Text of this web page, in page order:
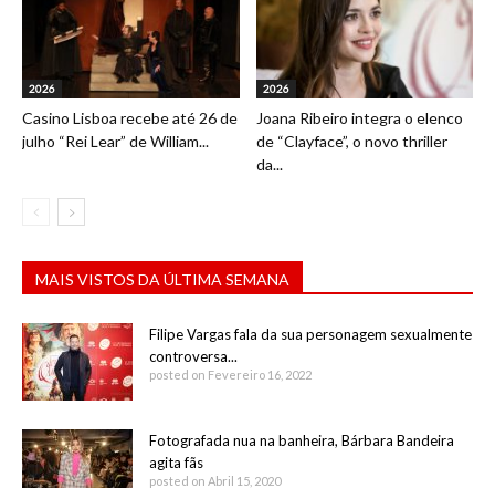
2026
Casino Lisboa recebe até 26 de
julho “Rei Lear” de William...
2026
Joana Ribeiro integra o elenco
de “Clayface”, o novo thriller
da...
MAIS VISTOS DA ÚLTIMA SEMANA
Filipe Vargas fala da sua personagem sexualmente
controversa...
posted on Fevereiro 16, 2022
Fotografada nua na banheira, Bárbara Bandeira
agita fãs
posted on Abril 15, 2020